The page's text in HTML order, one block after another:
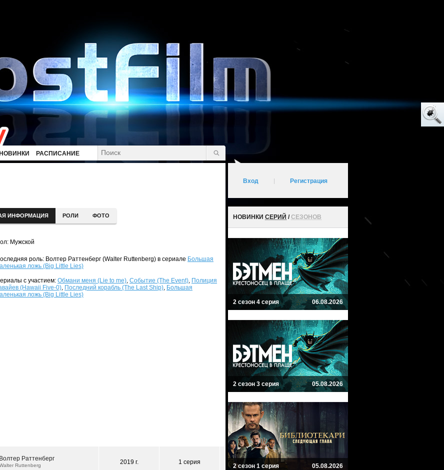
НОВИНКИ РАСПИСАНИЕ
ИНФОРМАЦИЯ РОЛИ ФОТО
Мужской
роль: Волтер Раттенберг (Walter Ruttenberg) в сериале Большая
ложь (Big Little Lies)
с участием: Обмани меня (Lie to me), Событие (The Event), Полиция
(Hawaii Five-0), Последний корабль (The Last Ship), Большая
ложь (Big Little Lies)
Волтер Раттенберг
Ruttenberg 2019 г. 1 серия
Вход Регистрация
НОВИНКИ СЕРИЙ /СЕЗОНОВ
2 сезон 4 серия 06.08.2026
2 сезон 3 серия 05.08.2026
2 сезон 1 серия 05.08.2026